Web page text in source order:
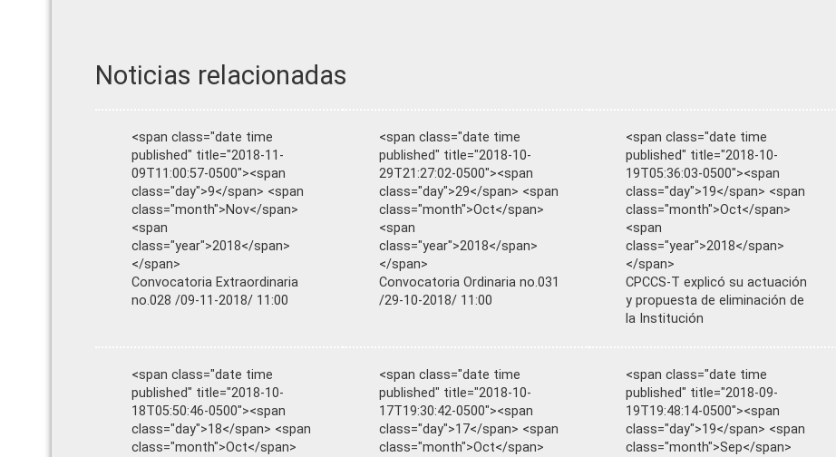
Noticias relacionadas
<span class="date time
published" title="2018-11-
09T11:00:57-0500"><span
class="day">9</span> <span
class="month">Nov</span>
<span
class="year">2018</span>
</span>
Convocatoria Extraordinaria
no.028 /09-11-2018/ 11:00
<span class="date time
published" title="2018-10-
29T21:27:02-0500"><span
class="day">29</span> <span
class="month">Oct</span>
<span
class="year">2018</span>
</span>
Convocatoria Ordinaria no.031
/29-10-2018/ 11:00
<span class="date time
published" title="2018-10-
19T05:36:03-0500"><span
class="day">19</span> <span
class="month">Oct</span>
<span
class="year">2018</span>
</span>
CPCCS-T explicó su actuación
y propuesta de eliminación de
la Institución
<span class="date time
published" title="2018-10-
18T05:50:46-0500"><span
class="day">18</span> <span
class="month">Oct</span>
<span class="date time
published" title="2018-10-
17T19:30:42-0500"><span
class="day">17</span> <span
class="month">Oct</span>
<span class="date time
published" title="2018-09-
19T19:48:14-0500"><span
class="day">19</span> <span
class="month">Sep</span>